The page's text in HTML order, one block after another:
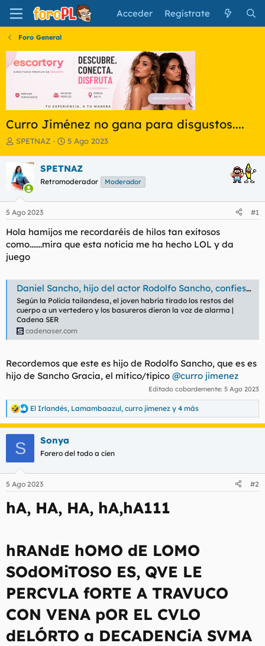
Acceder Regístrate
Foro General
Curro Jiménez no gana para disgustos....
I
c
i
a
d
o
d
e
l
e
m
a
SPETNAZ
F
h
a
e
i
c
5 Ago 2023
SPETNAZ
Retromoderador Moderador
5 Ago 2023 #1
Hola hamijos me recordaréis de hilos tan exitosos
como.......mira que esta noticia me ha hecho LOL y da
juego
Daniel Sancho, hijo del actor Rodolfo Sancho, confiesa haber asesinado y desmembrado a un hombre en Tailandia
Según la Policía tailandesa, el joven habría tirado los restos del
cuerpo a un vertedero y los basureros dieron la voz de alarma |
Cadena SER
cadenaser.com
Recordemos que este es hijo de Rodolfo Sancho, que es es
hijo de Sancho Gracia, el mítico/típico @curro jimenez
Editado cobardemente: 5 Ago 2023
R
e
e
:
El Irlandés, Lamambaazul, curro jimenez y 4 más
S Sonya
Forero del todo a cien
5 Ago 2023 #2
hA, HA, HA, hA,hA111
hRANdE hOMO dE LOMO
SOdOMiTOSO ES, QVE LE
PERCVLA fORTE A TRAVUCO
CON VENA pOR EL CVLO
dELÓRTO a DECADENCiA SVMA